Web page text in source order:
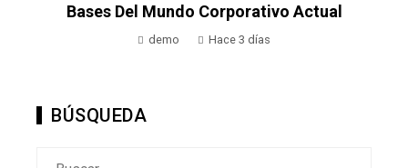
Bases Del Mundo Corporativo Actual
demo Hace 3 días
BÚSQUEDA